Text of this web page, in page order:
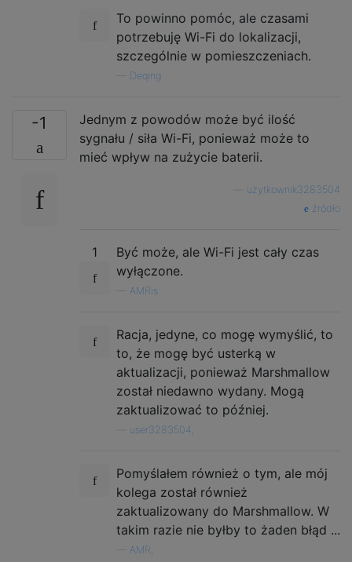
To powinno pomóc, ale czasami
potrzebuję Wi-Fi do lokalizacji,
szczególnie w pomieszczeniach.
Deqing
-1
Jednym z powodów może być ilość
sygnału / siła Wi-Fi, ponieważ może to
mieć wpływ na zużycie baterii.
użytkownik3283504
źródło
1
Być może, ale Wi-Fi jest cały czas
wyłączone.
AMRis
Racja, jedyne, co mogę wymyślić, to
to, że mogę być usterką w
aktualizacji, ponieważ Marshmallow
został niedawno wydany. Mogą
zaktualizować to później.
user3283504,
Pomyślałem również o tym, ale mój
kolega został również
zaktualizowany do Marshmallow. W
takim razie nie byłby to żaden błąd ...
AMR,